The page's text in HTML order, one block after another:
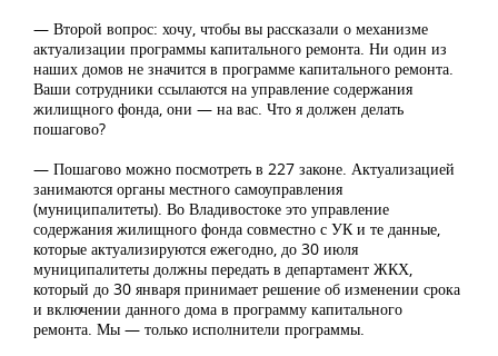
— Второй вопрос: хочу, чтобы вы рассказали о механизме
актуализации программы капитального ремонта. Ни один из
наших домов не значится в программе капитального ремонта.
Ваши сотрудники ссылаются на управление содержания
жилищного фонда, они — на вас. Что я должен делать
пошагово?
— Пошагово можно посмотреть в 227 законе. Актуализацией
занимаются органы местного самоуправления
(муниципалитеты). Во Владивостоке это управление
содержания жилищного фонда совместно с УК и те данные,
которые актуализируются ежегодно, до 30 июля
муниципалитеты должны передать в департамент ЖКХ,
который до 30 января принимает решение об изменении срока
и включении данного дома в программу капитального
ремонта. Мы — только исполнители программы.